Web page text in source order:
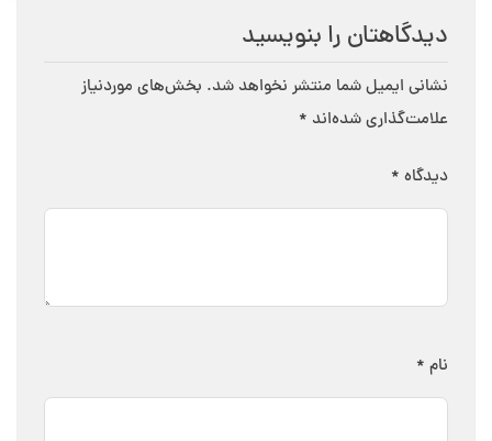
دیدگاهتان را بنویسید
نشانی ایمیل شما منتشر نخواهد شد. بخش‌های موردنیاز
علامت‌گذاری شده‌اند *
دیدگاه *
نام *